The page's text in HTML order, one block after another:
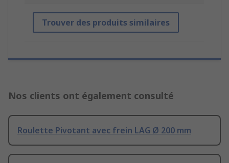
Trouver des produits similaires
Nos clients ont également consulté
Roulette Pivotant avec frein LAG Ø 200 mm